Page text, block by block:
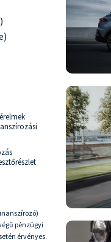
pénzügyi
érvényes.